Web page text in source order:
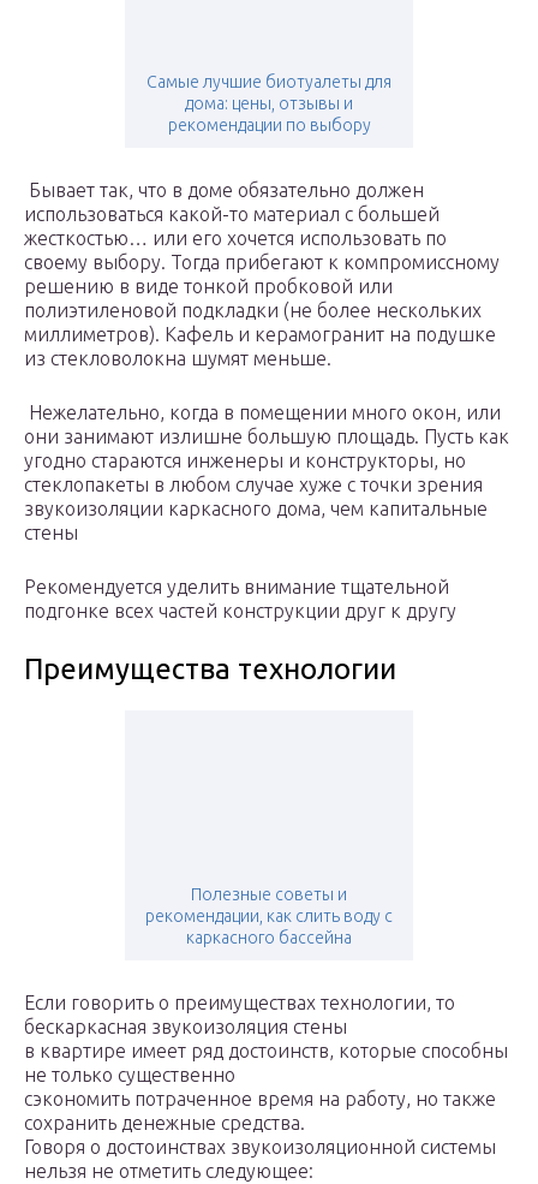
Самые лучшие биотуалеты для
дома: цены, отзывы и
рекомендации по выбору
Бывает так, что в доме обязательно должен
использоваться какой-то материал с большей
жесткостью… или его хочется использовать по
своему выбору. Тогда прибегают к компромиссному
решению в виде тонкой пробковой или
полиэтиленовой подкладки (не более нескольких
миллиметров). Кафель и керамогранит на подушке
из стекловолокна шумят меньше.
Нежелательно, когда в помещении много окон, или
они занимают излишне большую площадь. Пусть как
угодно стараются инженеры и конструкторы, но
стеклопакеты в любом случае хуже с точки зрения
звукоизоляции каркасного дома, чем капитальные
стены
Рекомендуется уделить внимание тщательной
подгонке всех частей конструкции друг к другу
Преимущества технологии
Полезные советы и
рекомендации, как слить воду с
каркасного бассейна
Если говорить о преимуществах технологии, то
бескаркасная звукоизоляция стены
в квартире имеет ряд достоинств, которые способны
не только существенно
сэкономить потраченное время на работу, но также
сохранить денежные средства.
Говоря о достоинствах звукоизоляционной системы
нельзя не отметить следующее: